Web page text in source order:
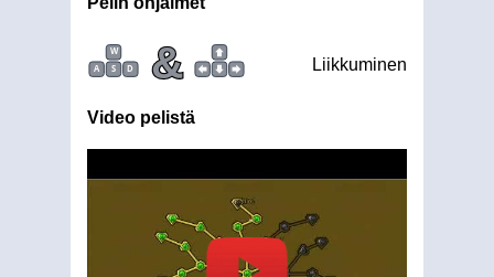
W
A
S D & Liikkuminen
Video pelistä